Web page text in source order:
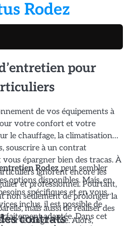
Rodez
pour
de vos équipements à
votre confort et votre
le chauffage, la climatisation
souscrire à un contrat
épargner bien des tracas. À
ignorent encore les
et professionnel. Pourtant,
non seulement de prolonger la
mais aussi de réaliser des
sur le long terme. Alors,
Rodezpeut sembler
options disponibles. Mais, en
spécifiques et en vous
inclus, il est possible de
adaptée. Dans cet
contrats